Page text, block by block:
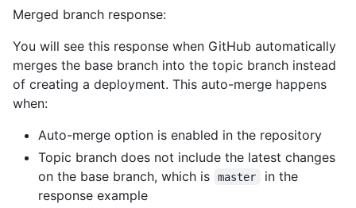
Merged branch response:
You will see this response when GitHub automatically
merges the base branch into the topic branch instead
of creating a deployment. This auto-merge happens
when:
Auto-merge option is enabled in the repository
Topic branch does not include the latest changes
on the base branch, which is
master
in the
response example